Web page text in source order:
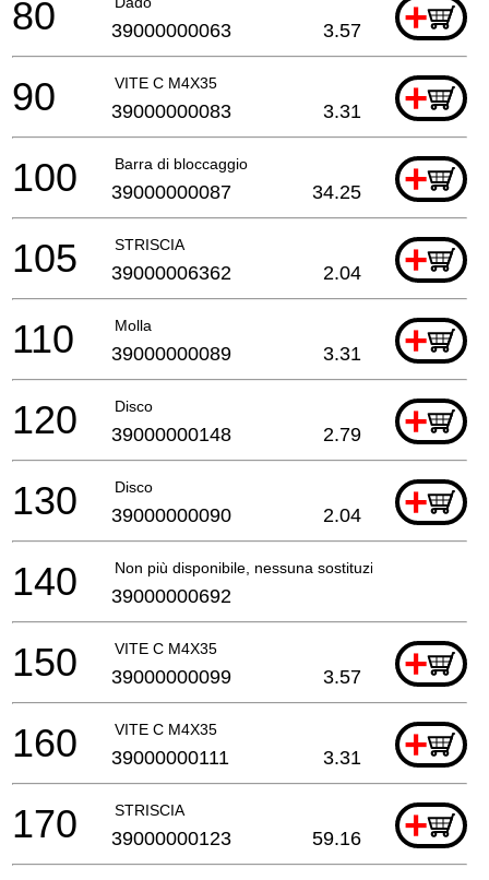
+
80 39000000063 3.57
VITE C M4X35 +
90 39000000083 3.31
Barra di bloccaggio +
100 39000000087 34.25
STRISCIA +
105 39000006362 2.04
Molla +
110 39000000089 3.31
Disco +
120 39000000148 2.79
Disco +
130 39000000090 2.04
Non più disponibile, nessuna sostituzione
140 39000000692
VITE C M4X35 +
150 39000000099 3.57
VITE C M4X35 +
160 39000000111 3.31
STRISCIA +
170 39000000123 59.16